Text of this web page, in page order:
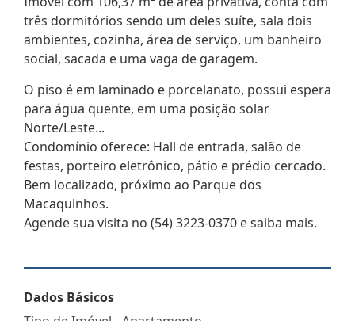
três dormitórios sendo um deles suíte, sala dois
ambientes, cozinha, área de serviço, um banheiro
social, sacada e uma vaga de garagem.
O piso é em laminado e porcelanato, possui espera
para água quente, em uma posição solar
Norte/Leste...
Condomínio oferece: Hall de entrada, salão de
festas, porteiro eletrônico, pátio e prédio cercado.
Bem localizado, próximo ao Parque dos
Macaquinhos.
Agende sua visita no (54) 3223-0370 e saiba mais.
Dados Básicos